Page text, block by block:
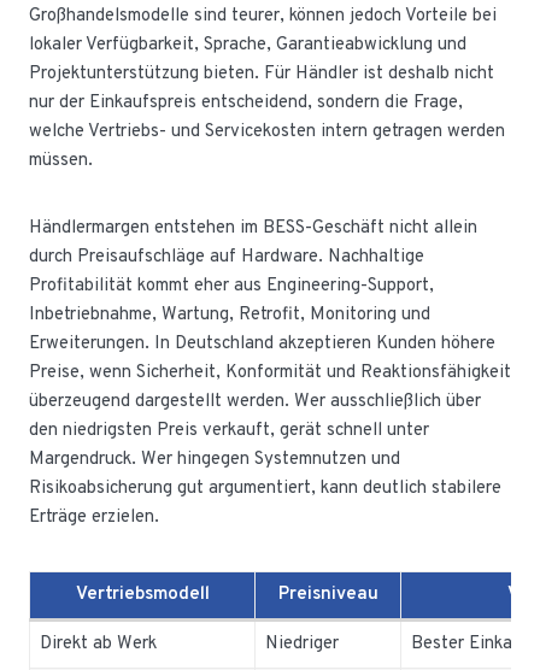
Großhandelsmodelle sind teurer, können jedoch Vorteile bei
lokaler Verfügbarkeit, Sprache, Garantieabwicklung und
Projektunterstützung bieten. Für Händler ist deshalb nicht
nur der Einkaufspreis entscheidend, sondern die Frage,
welche Vertriebs- und Servicekosten intern getragen werden
müssen.
Händlermargen entstehen im BESS-Geschäft nicht allein
durch Preisaufschläge auf Hardware. Nachhaltige
Profitabilität kommt eher aus Engineering-Support,
Inbetriebnahme, Wartung, Retrofit, Monitoring und
Erweiterungen. In Deutschland akzeptieren Kunden höhere
Preise, wenn Sicherheit, Konformität und Reaktionsfähigkeit
überzeugend dargestellt werden. Wer ausschließlich über
den niedrigsten Preis verkauft, gerät schnell unter
Margendruck. Wer hingegen Systemnutzen und
Risikoabsicherung gut argumentiert, kann deutlich stabilere
Erträge erzielen.
Vertriebsmodell Preisniveau
Direkt ab Werk Niedriger Bester